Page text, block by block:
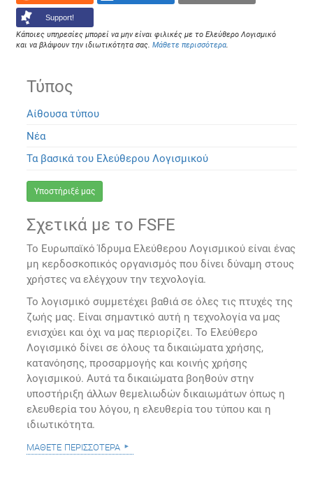
Support!
Κάποιες υπηρεσίες μπορεί να μην είναι φιλικές με το Ελεύθερο Λογισμικό
και να βλάψουν την ιδιωτικότητα σας.Μάθετε περισσότερα.
Τύπος
Αίθουσα τύπου
Νέα
Τα βασικά του Ελεύθερου Λογισμικού
Υποστήριξέ μας
Σχετικά με το FSFE
Το Ευρωπαϊκό Ίδρυμα Ελεύθερου Λογισμικού είναι ένας
μη κερδοσκοπικός οργανισμός που δίνει δύναμη στους
χρήστες να ελέγχουν την τεχνολογία.
Το λογισμικό συμμετέχει βαθιά σε όλες τις πτυχές της
ζωής μας. Είναι σημαντικό αυτή η τεχνολογία να μας
ενισχύει και όχι να μας περιορίζει. Το Ελεύθερο
Λογισμικό δίνει σε όλους τα δικαιώματα χρήσης,
κατανόησης, προσαρμογής και κοινής χρήσης
λογισμικού. Αυτά τα δικαιώματα βοηθούν στην
υποστήριξη άλλων θεμελιωδών δικαιωμάτων όπως η
ελευθερία του λόγου, η ελευθερία του τύπου και η
ιδιωτικότητα.
μάθετε περισσότερα